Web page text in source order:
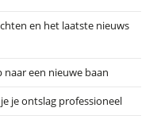
en het laatste nieuws
een nieuwe baan
je ontslag professioneel